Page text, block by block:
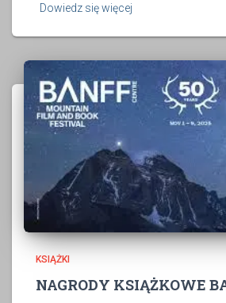
Dowiedz się więcej
KSIĄŻKI
NAGRODY KSIĄŻKOWE